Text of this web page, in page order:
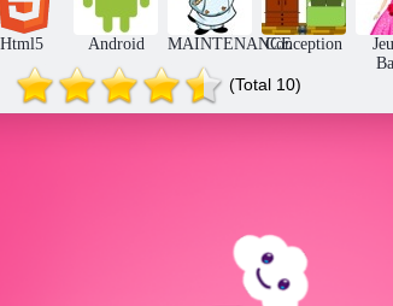
Singe Go Happy
Stage 1036
Tirez sur le
méchant !
Html5 Android MAINTENANCEConception
(Total 10)